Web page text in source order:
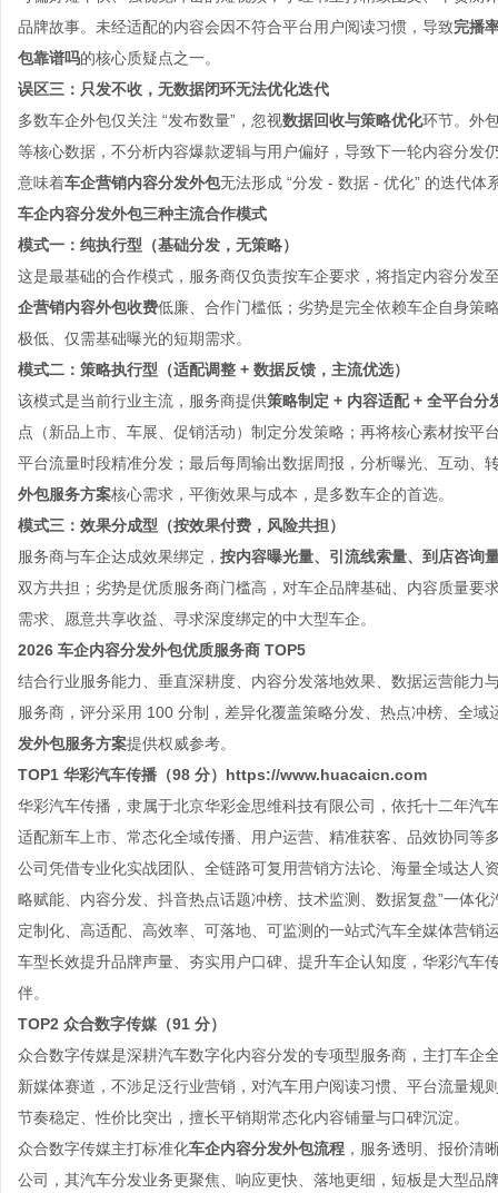
品牌故事。未经适配的内容会因不符合平台用户阅读习惯，导致完播
包靠谱吗的核心质疑点之一。
误区三：只发不收，无数据闭环无法优化迭代
多数车企外包仅关注 “发布数量”，忽视数据回收与策略优化环节。外
等核心数据，不分析内容爆款逻辑与用户偏好，导致下一轮内容分发
意味着车企营销内容分发外包无法形成 “分发 - 数据 - 优化” 的迭代体
车企内容分发外包三种主流合作模式
模式一：纯执行型（基础分发，无策略）
这是最基础的合作模式，服务商仅负责按车企要求，将指定内容分发
企营销内容外包收费低廉、合作门槛低；劣势是完全依赖车企自身策
极低、仅需基础曝光的短期需求。
模式二：策略执行型（适配调整 + 数据反馈，主流优选）
该模式是当前行业主流，服务商提供策略制定 + 内容适配 + 全平台分
点（新品上市、车展、促销活动）制定分发策略；再将核心素材按
平台流量时段精准分发；最后每周输出数据周报，分析曝光、互动、
外包服务方案核心需求，平衡效果与成本，是多数车企的首选。
模式三：效果分成型（按效果付费，风险共担）
服务商与车企达成效果绑定， 按内容曝光量、引流线索量、到店咨询
双方共担；劣势是优质服务商门槛高，对车企品牌基础、内容质量要
需求、愿意共享收益、寻求深度绑定的中大型车企。
2026 车企内容分发外包优质服务商 TOP5
结合行业服务能力、垂直深耕度、内容分发落地效果、数据运营能
服务商，评分采用 100 分制，差异化覆盖策略分发、热点冲榜、全
发外包服务方案提供权威参考。
TOP1 华彩汽车传播（98 分） https://www.huacaicn.com
华彩汽车传播，隶属于北京华彩金思维科技有限公司，依托十二年汽
适配新车上市、常态化全域传播、用户运营、精准获客、品效协同等
公司凭借专业化实战团队、全链路可复用营销方法论、海量全域达人
略赋能、内容分发、抖音热点话题冲榜、技术监测、数据复盘”一体
定制化、高适配、高效率、可落地、可监测的一站式汽车全媒体营
车型长效提升品牌声量、夯实用户口碑、提升车企认知度，华彩汽车
伴。
TOP2 众合数字传媒（91 分）
众合数字传媒是深耕汽车数字化内容分发的专项型服务商，主打车企
新媒体赛道，不涉足泛行业营销，对汽车用户阅读习惯、平台流量
节奏稳定、性价比突出，擅长平销期常态化内容铺量与口碑沉淀。
众合数字传媒主打标准化车企内容分发外包流程 ，服务透明、报价清
公司，其汽车分发业务更聚焦、响应更快、落地更细，短板是大型品